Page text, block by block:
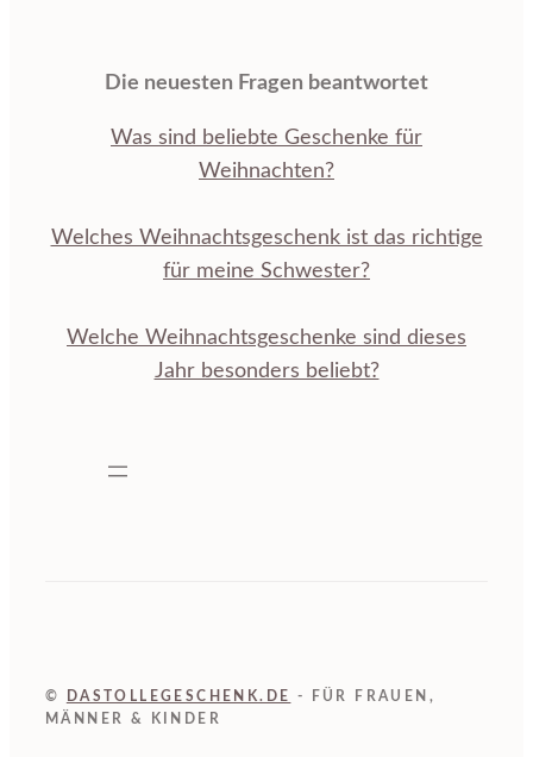
Die neuesten Fragen beantwortet
Was sind beliebte Geschenke für
Weihnachten?
Welches Weihnachtsgeschenk ist das richtige
für meine Schwester?
Welche Weihnachtsgeschenke sind dieses
Jahr besonders beliebt?
© DASTOLLEGESCHENK.DE
- FÜR FRAUEN,
MÄNNER & KINDER